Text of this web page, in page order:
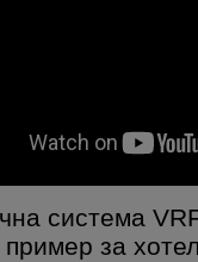
система
пример за